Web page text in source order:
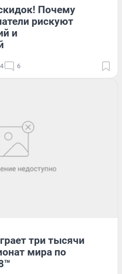
Почему
рискуют
и
6
три тысячи
мира по